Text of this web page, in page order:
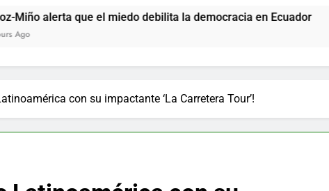
alerta que el miedo debilita la democracia en Ecuador
con su impactante ‘La Carretera Tour’!